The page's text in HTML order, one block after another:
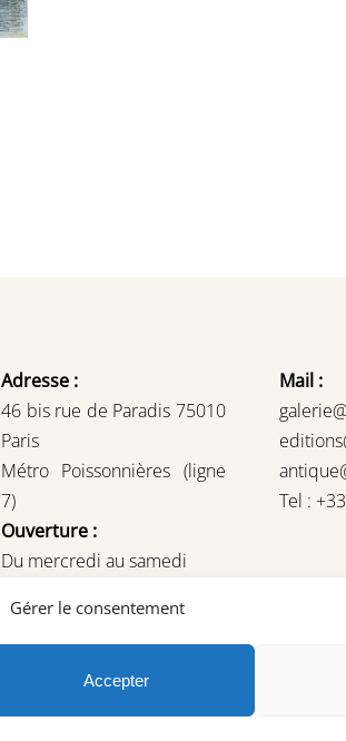
Gérer le consentement
Accepter
Adresse :
46 bis rue de Paradis 75010
Paris
Métro Poissonnières (ligne
7)
Ouverture :
Du mercredi au samedi
ou sur rendez-vous
Mail :
Tel :